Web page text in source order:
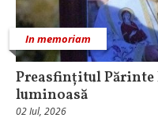
In memoriam
Preasfințitul Părinte
luminoasă
02 Iul, 2026